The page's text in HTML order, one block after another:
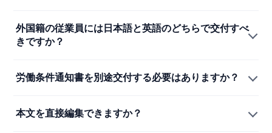
外国籍の従業員には日本語と英語のどちらで交付すべ
きですか？
労働条件通知書を別途交付する必要はありますか？
本文を直接編集できますか？